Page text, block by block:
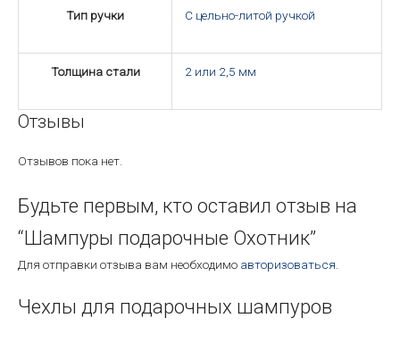
Тип ручки С цельно-литой ручкой
Толщина стали 2 или 2,5 мм
Отзывы
Отзывов пока нет.
Будьте первым, кто оставил отзыв на
“Шампуры подарочные Охотник”
Для отправки отзыва вам необходимо авторизоваться
Чехлы для подарочных шампуров